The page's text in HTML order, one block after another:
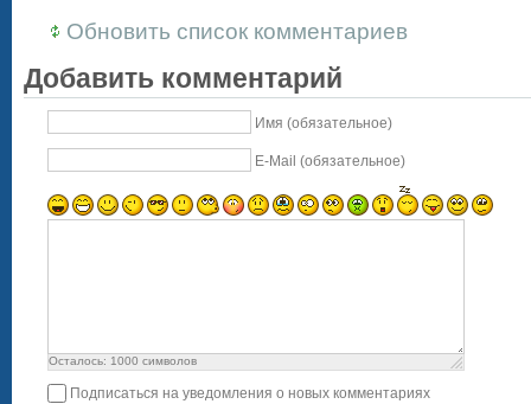
Обновить список комментариев
Добавить комментарий
Имя (обязательное)
E-Mail (обязательное)
Осталось: 1000 символов
Подписаться на уведомления о новых комментариях